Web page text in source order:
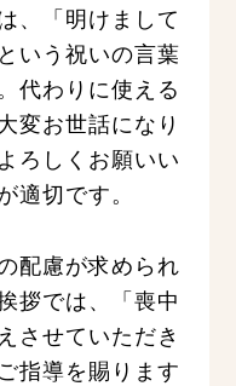
、「明けまして
いう祝いの言葉
代わりに使える
変お世話になり
ろしくお願いい
適切です。
配慮が求められ
拶では、「喪中
させていただき
指導を賜ります